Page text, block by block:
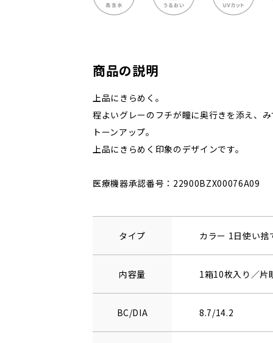
商品の説明
上品にきらめく。
程よいグレーのフチが瞳に奥行きを添え、
トーンアップ。
上品にきらめく印象のデザインです。
医療機器承認番号：22900BZX00076A09
タイプ カラー 1日使い捨
内容量 1箱10枚入り／片
BC/DIA 8.7/14.2